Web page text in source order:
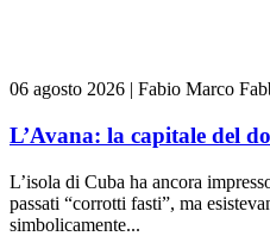
06 agosto 2026 | Fabio Marco
L’Avana: la capitale del
L’isola di Cuba ha ancora
passati “corrotti fasti”, ma
simbolicamente...